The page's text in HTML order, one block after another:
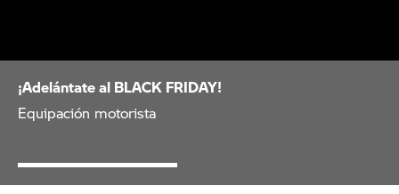
¡Adelántate al BLACK FRIDAY!
Equipación motorista